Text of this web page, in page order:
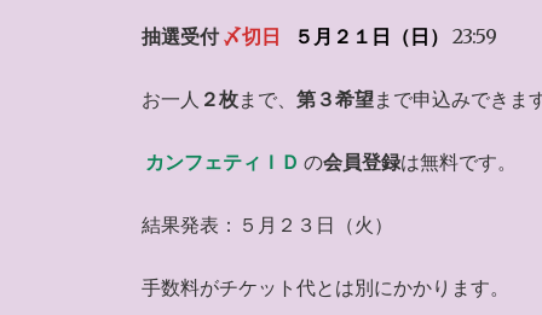
抽選受付 〆切日 ５月２１日（日） 23:59
お一人 ２枚まで、 第３希望まで申込みできます
カンフェティＩＤ の会員登録は無料です。
結果発表：５月２３日（火）
手数料がチケット代とは別にかかります。